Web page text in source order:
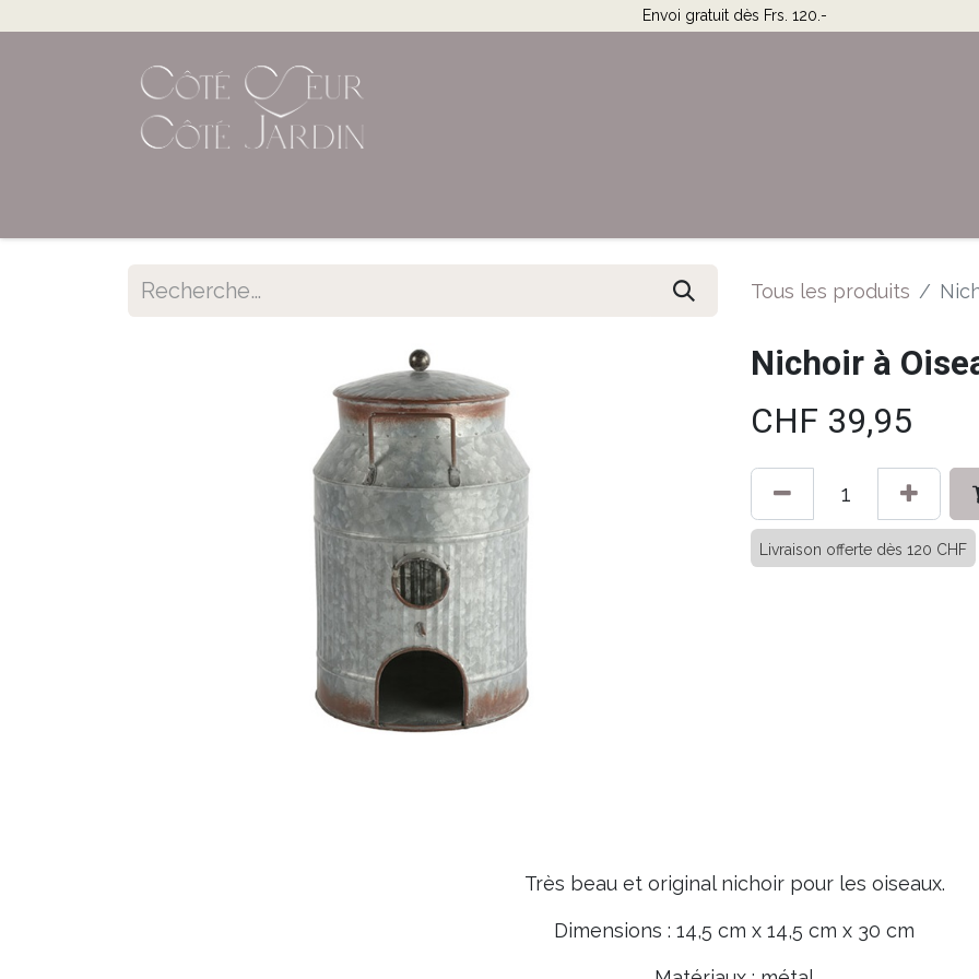
Envoi gratuit dès Frs. 120.-
Tous les produits
Nichoir à
CHF 39,95
Livraison offerte dès 120 CHF
Très beau et original nichoir pour les oiseaux.
Dimensions : 14,5 cm x 14,5 cm x 30 cm